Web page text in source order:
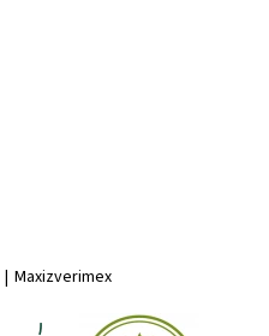
| Maxizverimex